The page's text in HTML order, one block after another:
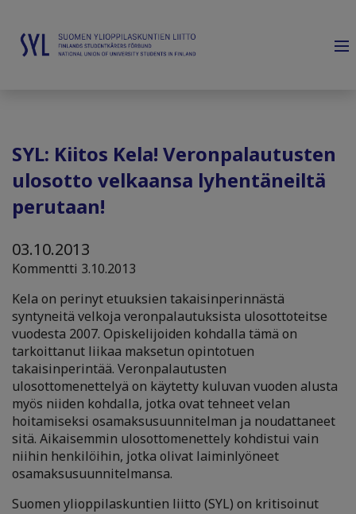
SYL: Kiitos Kela! Veronpalautusten
ulosotto velkaansa lyhentäneiltä
perutaan!
03.10.2013
Kommentti 3.10.2013
Kela on perinyt etuuksien takaisinperinnästä
syntyneitä velkoja veronpalautuksista ulosottoteitse
vuodesta 2007. Opiskelijoiden kohdalla tämä on
tarkoittanut liikaa maksetun opintotuen
takaisinperintää. Veronpalautusten
ulosottomenettelyä on käytetty kuluvan vuoden alusta
myös niiden kohdalla, jotka ovat tehneet velan
hoitamiseksi osamaksusuunnitelman ja noudattaneet
sitä. Aikaisemmin ulosottomenettely kohdistui vain
niihin henkilöihin, jotka olivat laiminlyöneet
osamaksusuunnitelmansa.
Suomen ylioppilaskuntien liitto (SYL) on kritisoinut